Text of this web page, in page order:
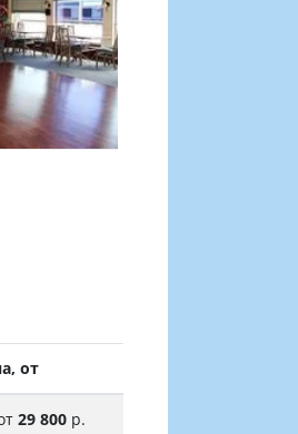
от
29 800р.